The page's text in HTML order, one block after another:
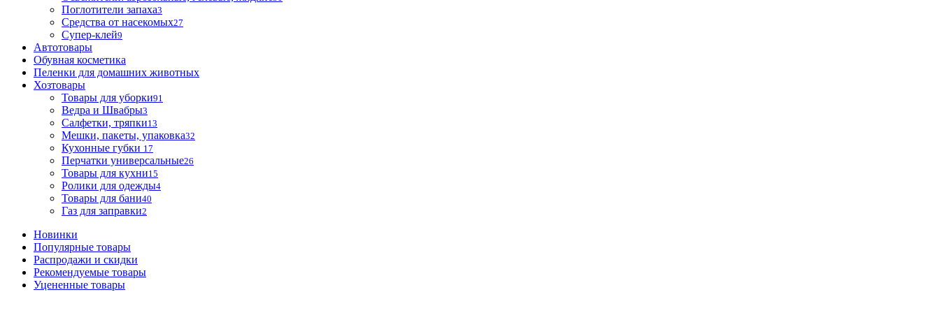
Поглотители запаха3
Средства от насекомых27
Супер-клей9
Автотовары
Обувная косметика
Пеленки для домашних животных
Хозтовары
Товары для уборки91
Ведра и Швабры3
Салфетки, тряпки13
Мешки, пакеты, упаковка32
Кухонные губки 17
Перчатки универсальные26
Товары для кухни15
Ролики для одежды4
Товары для бани40
Газ для заправки2
Новинки
Популярные товары
Распродажи и скидки
Рекомендуемые товары
Уцененные товары